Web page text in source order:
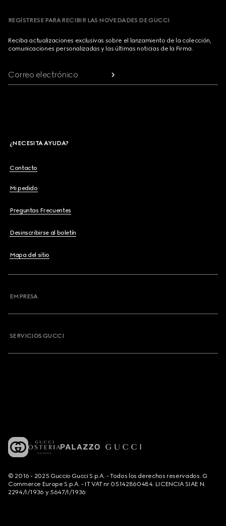
REGÍSTRESE PARA RECIBIR LAS NOVEDADES DE GUCCI
Reciba actualizaciones exclusivas sobre el lanzamiento de la colección,
comunicaciones personalizadas y las últimas noticias de la Firma.
Correo electrónico
¿NECESITA AYUDA?
Contacto
Mi pedido
Preguntas Frecuentes
Desinscribirse al boletín
Mapa del sitio
EMPRESA
SERVICIOS GUCCI
© 2016 - 2025 Guccio Gucci S.p.A. - Todos los derechos reservados. G
Commerce Europe S.p.A. - IT VAT nr 05142860484. LICENCIA SIAE N.
2294/I/1936 y 5647/I/1936